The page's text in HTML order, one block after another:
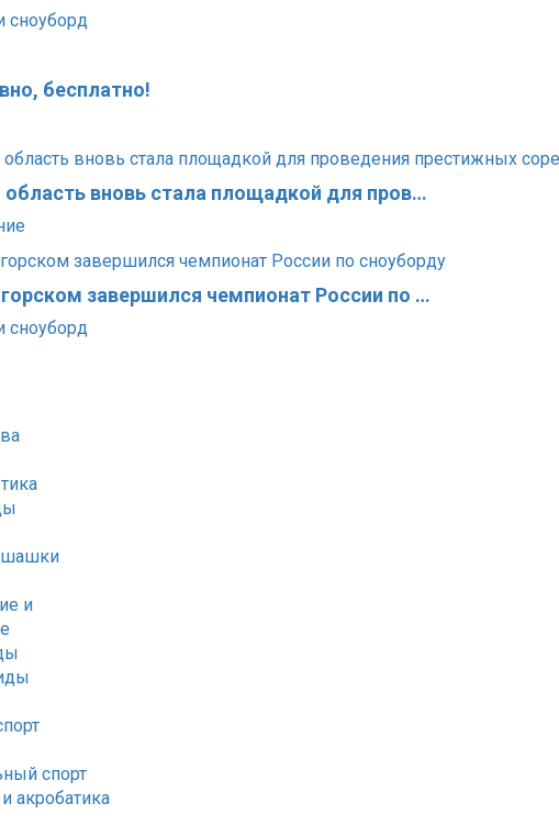
сноуборд
бесплатно!
область вновь стала площадкой для пров…
завершился чемпионат России по …
сноуборд
шашки
и
спорт
акробатика